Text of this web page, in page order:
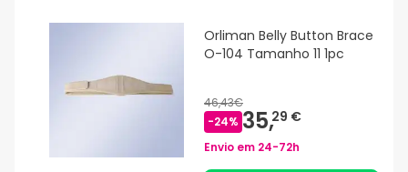
Orliman Belly Button Brace
O-104 Tamanho 11 1pc
46,43€
-24% 35,29 €
Envio em 24-72h